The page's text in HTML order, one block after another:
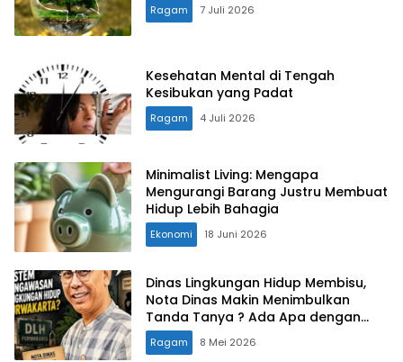
Ragam 7 Juli 2026
Kesehatan Mental di Tengah
Kesibukan yang Padat
Ragam 4 Juli 2026
Minimalist Living: Mengapa
Mengurangi Barang Justru Membuat
Hidup Lebih Bahagia
Ekonomi 18 Juni 2026
Dinas Lingkungan Hidup Membisu,
Nota Dinas Makin Menimbulkan
Tanda Tanya ? Ada Apa dengan
Sist3m Pengawaan Lingkungam
Hidup Purwakarta
Ragam 8 Mei 2026